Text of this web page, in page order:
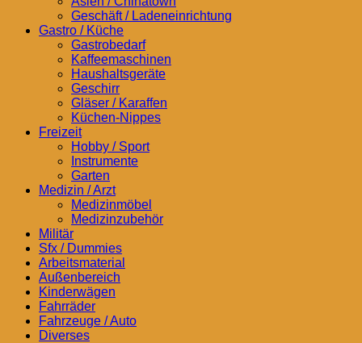
Geschäft / Ladeneinrichtung
Gastro / Küche
Gastrobedarf
Kaffeemaschinen
Haushaltsgeräte
Geschirr
Gläser / Karaffen
Küchen-Nippes
Freizeit
Hobby / Sport
Instrumente
Garten
Medizin / Arzt
Medizinmöbel
Medizinzubehör
Militär
Sfx / Dummies
Arbeitsmaterial
Außenbereich
Kinderwägen
Fahrräder
Fahrzeuge / Auto
Diverses